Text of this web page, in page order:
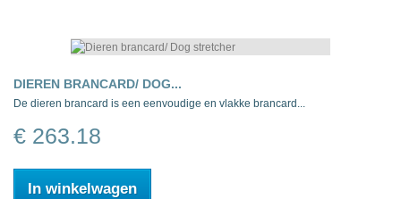
DIEREN BRANCARD/ DOG...
De dieren brancard is een eenvoudige en vlakke brancard...
€ 263.18
In winkelwagen